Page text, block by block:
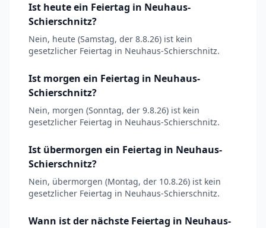
Ist heute ein Feiertag in Neuhaus-
Schierschnitz?
Nein, heute (Samstag, der 8.8.26) ist kein
gesetzlicher Feiertag in Neuhaus-Schierschnitz.
Ist morgen ein Feiertag in Neuhaus-
Schierschnitz?
Nein, morgen (Sonntag, der 9.8.26) ist kein
gesetzlicher Feiertag in Neuhaus-Schierschnitz.
Ist übermorgen ein Feiertag in Neuhaus-
Schierschnitz?
Nein, übermorgen (Montag, der 10.8.26) ist kein
gesetzlicher Feiertag in Neuhaus-Schierschnitz.
Wann ist der nächste Feiertag in Neuhaus-